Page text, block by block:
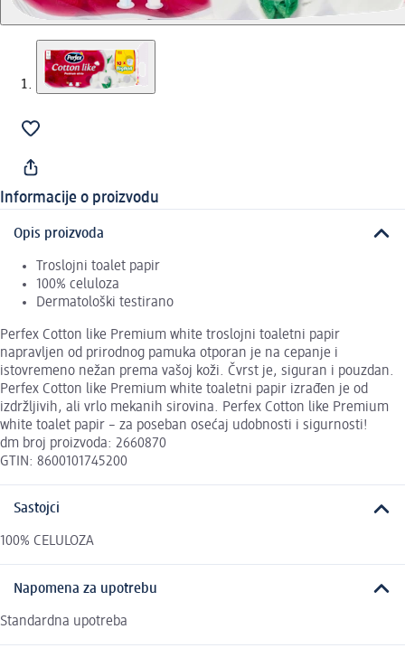
Informacije o proizvodu
Opis proizvoda
Troslojni toalet papir
100% celuloza
Dermatološki testirano
Perfex Cotton like Premium white troslojni toaletni papir
napravljen od prirodnog pamuka otporan je na cepanje i
istovremeno nežan prema vašoj koži. Čvrst je, siguran i pouzdan.
Perfex Cotton like Premium white toaletni papir izrađen je od
izdržljivih, ali vrlo mekanih sirovina. Perfex Cotton like Premium
white toalet papir – za poseban osećaj udobnosti i sigurnosti!
dm broj proizvoda: 2660870
GTIN: 8600101745200
Sastojci
100% CELULOZA
Napomena za upotrebu
Standardna upotreba